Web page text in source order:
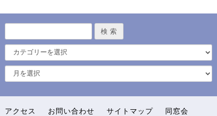
アクセス お問い合わせ サイトマップ
同窓会